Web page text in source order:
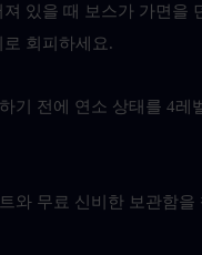
있을 때 보스가 가면을
회피하세요.
기 전에 연소 상태를 4레
와 무료 신비한 보관함을